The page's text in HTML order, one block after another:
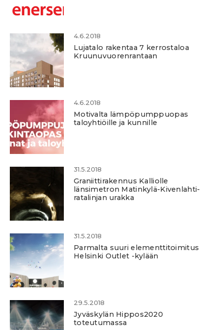
4.6.2018
Lujatalo rakentaa 7 kerrostaloa
Kruunuvuorenrantaan
4.6.2018
Motivalta lämpöpumppuopas
taloyhtiöille ja kunnille
31.5.2018
Graniittirakennus Kalliolle
länsimetron Matinkylä-Kivenlahti-
ratalinjan urakka
31.5.2018
Parmalta suuri elementtitoimitus
Helsinki Outlet -kylään
29.5.2018
Jyväskylän Hippos2020
toteutumassa